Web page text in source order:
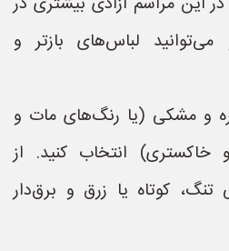
لباس‌های بازتر و
و مشکی (یا رنگ‌های مات و
انتخاب کنید. از
کوتاه یا زرق و برق‌دار